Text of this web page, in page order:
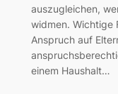
auszugleichen,
widmen. Wichtige
Anspruch auf
einem Haushalt…